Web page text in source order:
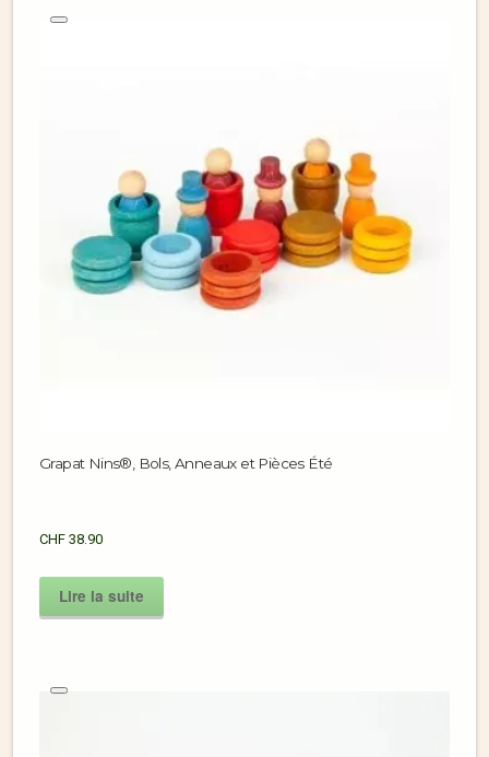
Grapat Nins®, Bols, Anneaux et Pièces Été
CHF 38.90
Lire la suite